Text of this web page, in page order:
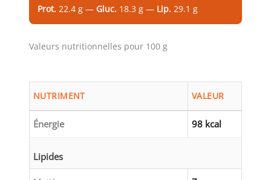
Prot. 22.4 g — Gluc. 18.3 g — Lip. 29.1 g
Valeurs nutritionnelles pour 100 g
NUTRIMENT VALEUR
Énergie 98 kcal
Lipides